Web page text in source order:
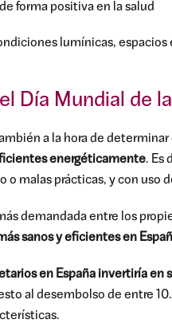
forma positiva en la salud
lumínicas, espacios
Día Mundial de
a la hora de determinar
energéticamente. Es
malas prácticas, y con uso
demandada entre los
sanos y eficientes en
en España invertiría en
al desembolso de entre